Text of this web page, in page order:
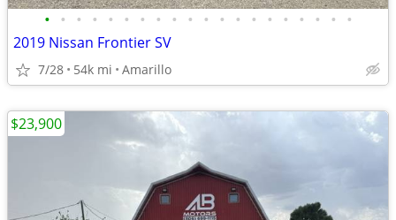
• • • • • • • • • • • • • • • • • • • •
2019 Nissan Frontier SV
7/28 54k mi Amarillo
$23,900